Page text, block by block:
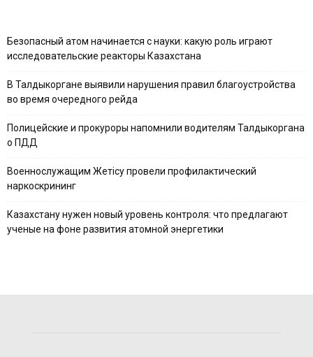
Безопасный атом начинается с науки: какую роль играют
исследовательские реакторы Казахстана
В Талдыкоргане выявили нарушения правил благоустройства
во время очередного рейда
Полицейские и прокуроры напомнили водителям Талдыкоргана
о ПДД
Военнослужащим Жетісу провели профилактический
наркоскрининг
Казахстану нужен новый уровень контроля: что предлагают
ученые на фоне развития атомной энергетики